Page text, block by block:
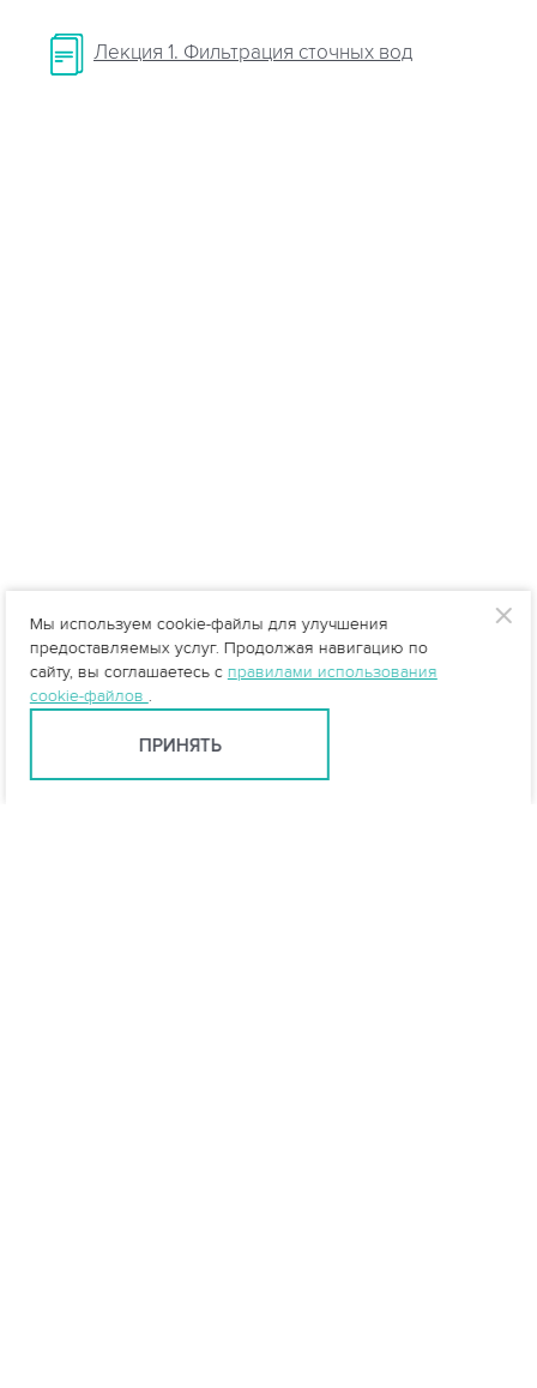
Лекция 1. Фильтрация сточных вод
Мы используем cookie-файлы для улучшения
предоставляемых услуг. Продолжая навигацию по
сайту, вы соглашаетесь с правилами использования
cookie-файлов .
ПРИНЯТЬ